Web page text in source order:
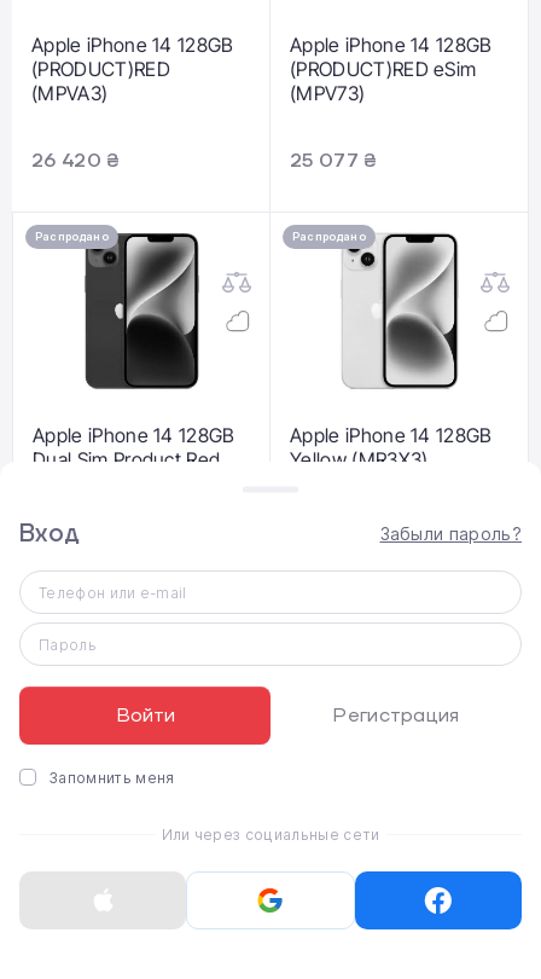
Apple iPhone 14 128GB
(PRODUCT)RED
(MPVA3)
26 420 ₴
Apple iPhone 14 128GB
(PRODUCT)RED eSim
(MPV73)
25 077 ₴
Распродано
Apple iPhone 14 128GB
Dual Sim Product Red
37 167 ₴
Распродано
Apple iPhone 14 128GB
Yellow (MR3X3)
Распродано
Apple iPhone 14 128GB
Yellow eSim (MR3J3)
Распродано
Apple iPhone 14 128GB
Вход Забыли пароль?
Телефон или e-mail
Пароль
Войти Регистрация
Запомнить меня
Или через социальные сети